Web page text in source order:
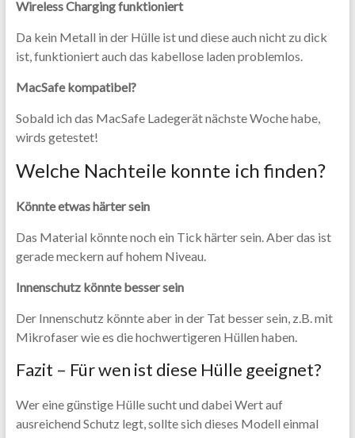
Wireless Charging funktioniert
Da kein Metall in der Hülle ist und diese auch nicht zu dick
ist, funktioniert auch das kabellose laden problemlos.
MacSafe kompatibel?
Sobald ich das MacSafe Ladegerät nächste Woche habe,
wirds getestet!
Welche Nachteile konnte ich finden?
Könnte etwas härter sein
Das Material könnte noch ein Tick härter sein. Aber das ist
gerade meckern auf hohem Niveau.
Innenschutz könnte besser sein
Der Innenschutz könnte aber in der Tat besser sein, z.B. mit
Mikrofaser wie es die hochwertigeren Hüllen haben.
Fazit – Für wen ist diese Hülle geeignet?
Wer eine günstige Hülle sucht und dabei Wert auf
ausreichend Schutz legt, sollte sich dieses Modell einmal